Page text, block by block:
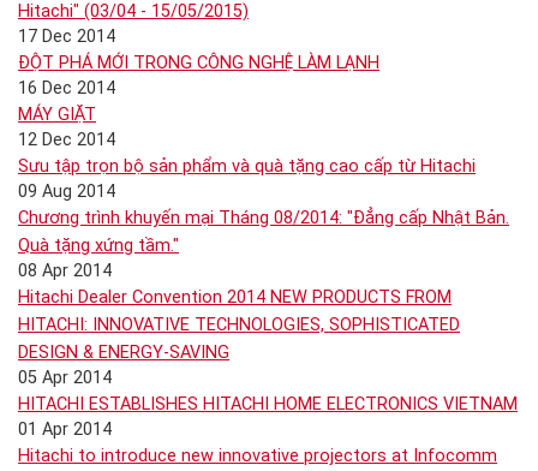
Hitachi" (03/04 - 15/05/2015)
17 Dec 2014
ĐỘT PHÁ MỚI TRONG CÔNG NGHỆ LÀM LẠNH
16 Dec 2014
MÁY GIẶT
12 Dec 2014
Sưu tập trọn bộ sản phẩm và quà tặng cao cấp từ Hitachi
09 Aug 2014
Chương trình khuyến mại Tháng 08/2014: "Đẳng cấp Nhật Bản.
Quà tặng xứng tầm."
08 Apr 2014
Hitachi Dealer Convention 2014 NEW PRODUCTS FROM
HITACHI: INNOVATIVE TECHNOLOGIES, SOPHISTICATED
DESIGN & ENERGY-SAVING
05 Apr 2014
HITACHI ESTABLISHES HITACHI HOME ELECTRONICS VIETNAM
01 Apr 2014
Hitachi to introduce new innovative projectors at Infocomm